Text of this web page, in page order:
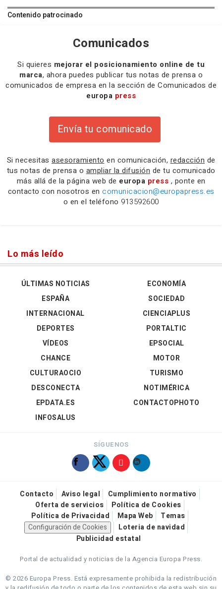
Contenido patrocinado
Comunicados
Si quieres mejorar el posicionamiento online de tu
marca, ahora puedes publicar tus notas de prensa o
comunicados de empresa en la sección de Comunicados de
europa press
Envía tu comunicado
Si necesitas asesoramiento en comunicación, redacción de
tus notas de prensa o ampliar la difusión de tu comunicado
más allá de la página web de europa press , ponte en
contacto con nosotros en comunicacion@europapress.es
o en el teléfono 913592600
Lo más leído
ÚLTIMAS NOTICIAS
ESPAÑA
INTERNACIONAL
DEPORTES
VÍDEOS
ECONOMÍA
SOCIEDAD
CIENCIAPLUS
PORTALTIC
EPSOCIAL
CHANCE
CULTURAOCIO
DESCONECTA
EPDATA.ES
INFOSALUS
MOTOR
TURISMO
NOTIMÉRICA
CONTACTOPHOTO
SÍGUENOS
Contacto Aviso legal
Cumplimiento normativo
Oferta de servicios
Política de Cookies
Política de Privacidad
Mapa Web
Temas
Configuración de Cookies
Loteria de navidad
Publicidad estatal
Portal de actualidad y noticias de la Agencia Europa Press.
© 2026 Europa Press. Está expresamente prohibida la redistribución